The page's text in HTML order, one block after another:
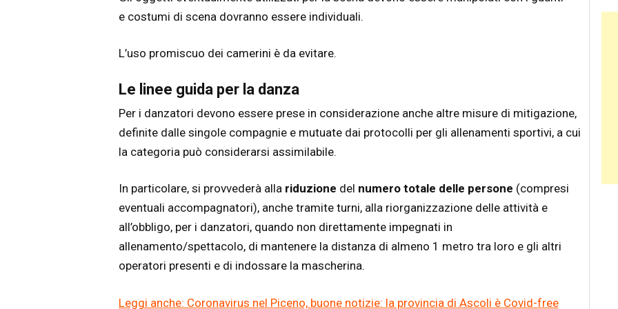
e costumi di scena dovranno essere individuali.
L’uso promiscuo dei camerini è da evitare.
Le linee guida per la danza
Per i danzatori devono essere prese in considerazione anche altre misure di mitigazione,
definite dalle singole compagnie e mutuate dai protocolli per gli allenamenti sportivi, a cui
la categoria può considerarsi assimilabile.
In particolare, si provvederà alla riduzione del numero totale delle persone (compresi
eventuali accompagnatori), anche tramite turni, alla riorganizzazione delle attività e
all’obbligo, per i danzatori, quando non direttamente impegnati in
allenamento/spettacolo, di mantenere la distanza di almeno 1 metro tra loro e gli altri
operatori presenti e di indossare la mascherina.
Leggi anche: Coronavirus nel Piceno, buone notizie: la provincia di Ascoli è Covid-free